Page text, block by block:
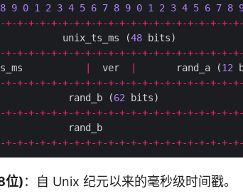
8 9 0 1 2 3 4 5 6 7 8 9 0 1 2 3 4 5 6 7 8
+-+-+-+-+-+-+-+-+-+-+-+-+-+-+-+-+-+-+-+-
unix_ts_ms (
48
+-+-+-+-+-+-+-+-+-+-+-+-+-+-+-+-+-+-+-+-
  ver
       rand_a (
12
+-+-+-+-+-+-+-+-+-+-+-+-+-+-+-+-+-+-+-+-
rand_b (
62
+-+-+-+-+-+-+-+-+-+-+-+-+-+-+-+-+-+-+-+-
+-+-+-+-+-+-+-+-+-+-+-+-+-+-+-+-+-+-+-+-
位)：自 Unix 纪元以来的毫秒级时间戳。